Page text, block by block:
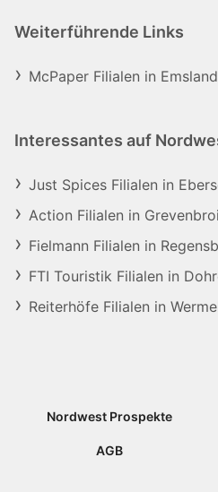
Weiterführende Links
McPaper Filialen in Emsland
Interessantes auf
Just Spices Filialen in
Action Filialen in
Fielmann Filialen in
FTI Touristik Filialen in
Reiterhöfe Filialen in
Nordwest Prospekte
AGB